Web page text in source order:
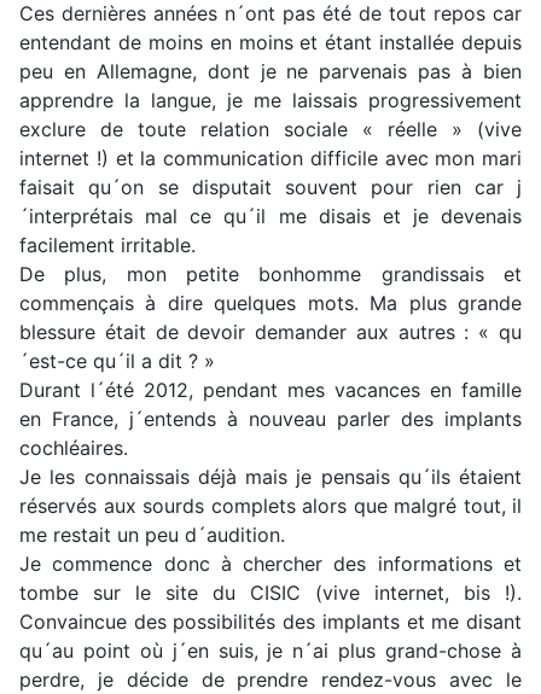
Ces dernières années n´ont pas été de tout repos car
entendant de moins en moins et étant installée depuis
peu en Allemagne, dont je ne parvenais pas à bien
apprendre la langue, je me laissais progressivement
exclure de toute relation sociale « réelle » (vive
internet !) et la communication difficile avec mon mari
faisait qu´on se disputait souvent pour rien car j
´interprétais mal ce qu´il me disais et je devenais
facilement irritable.
De plus, mon petite bonhomme grandissais et
commençais à dire quelques mots. Ma plus grande
blessure était de devoir demander aux autres : « qu
´est-ce qu´il a dit ? »
Durant l´été 2012, pendant mes vacances en famille
en France, j´entends à nouveau parler des implants
cochléaires.
Je les connaissais déjà mais je pensais qu´ils étaient
réservés aux sourds complets alors que malgré tout, il
me restait un peu d´audition.
Je commence donc à chercher des informations et
tombe sur le site du CISIC (vive internet, bis !).
Convaincue des possibilités des implants et me disant
qu´au point où j´en suis, je n´ai plus grand-chose à
perdre, je décide de prendre rendez-vous avec le